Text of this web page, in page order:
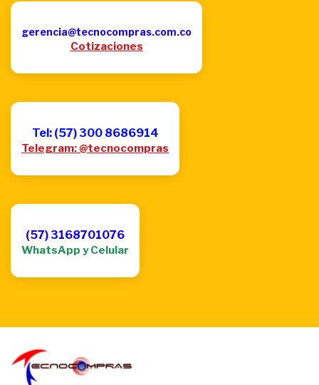
gerencia@tecnocompras.com.co
Cotizaciones
Tel: (57) 300 8686914
Telegram: @tecnocompras
(57) 3168701076
WhatsApp y Celular